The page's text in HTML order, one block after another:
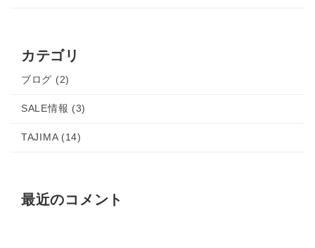
カテゴリ
ブログ (2)
SALE情報 (3)
TAJIMA (14)
最近のコメント